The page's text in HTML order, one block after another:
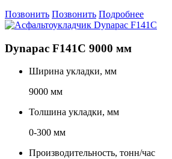
Позвонить Позвонить Подробнее
Dynapac F141C 9000 мм
Ширина укладки, мм
9000 мм
Толшина укладки, мм
0-300 мм
Производительность, тонн/час